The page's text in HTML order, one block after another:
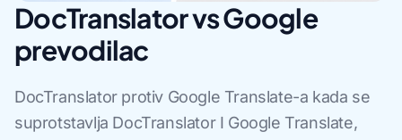
DocTranslator vs Google
prevodilac
DocTranslator protiv Google Translate-a kada se
suprotstavlja DocTranslator I Google Translate,